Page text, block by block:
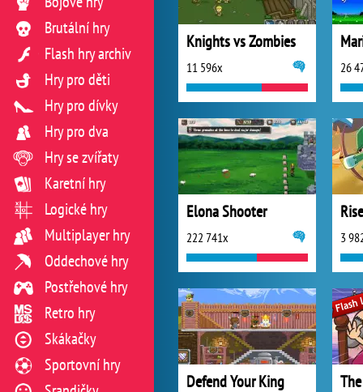
Knights vs Zombies
11 596x 26
Elona Shooter
222 741x 3
Defend Your King
Brutální hry
Flash hry archiv
Hry pro děti
Hry pro dívky
Hry pro dva
Hry se zvířaty
Karetní hry
Logické hry
Multiplayer hry
Oddechové hry
Postřehové hry
Retro hry
Skákačky
Sportovní hry